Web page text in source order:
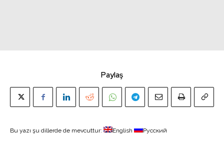
Paylaş
Bu yazı şu dillerde de mevcuttur: English Русский